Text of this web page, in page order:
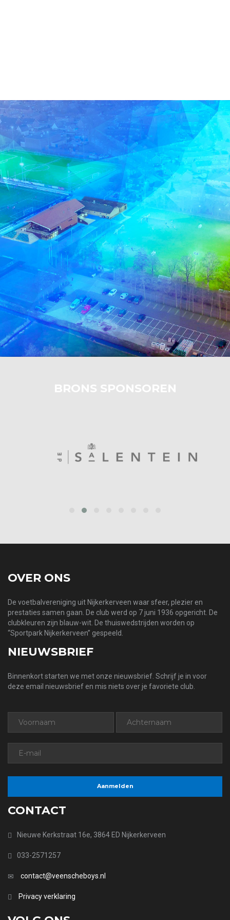
BRONS SPONSOREN
OVER ONS
De voetbalvereniging uit Nijkerkerveen waar sfeer, plezier en
prestaties samen gaan. De club werd op 7 juni 1936 opgericht. De
clubkleuren zijn blauw-wit. De thuiswedstrijden worden op
“Sportpark Nijkerkerveen” gespeeld.
NIEUWSBRIEF
Binnenkort starten we met onze nieuwsbrief. Schrijf je in voor
deze email nieuwsbrief en mis niets over je favoriete club.
CONTACT
Nieuwe Kerkstraat 16e, 3864 ED Nijkerkerveen
033-2571257
contact@veenscheboys.nl
Privacy verklaring